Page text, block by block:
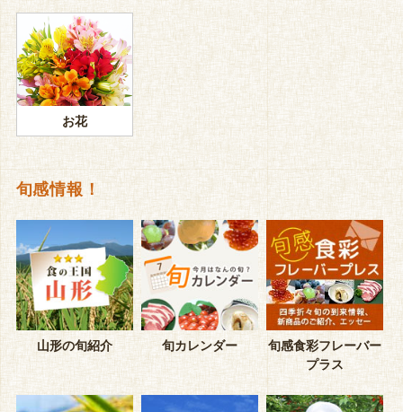
お花
旬感情報！
山形の旬紹介 旬カレンダー
旬感食彩フレーバー
プラス